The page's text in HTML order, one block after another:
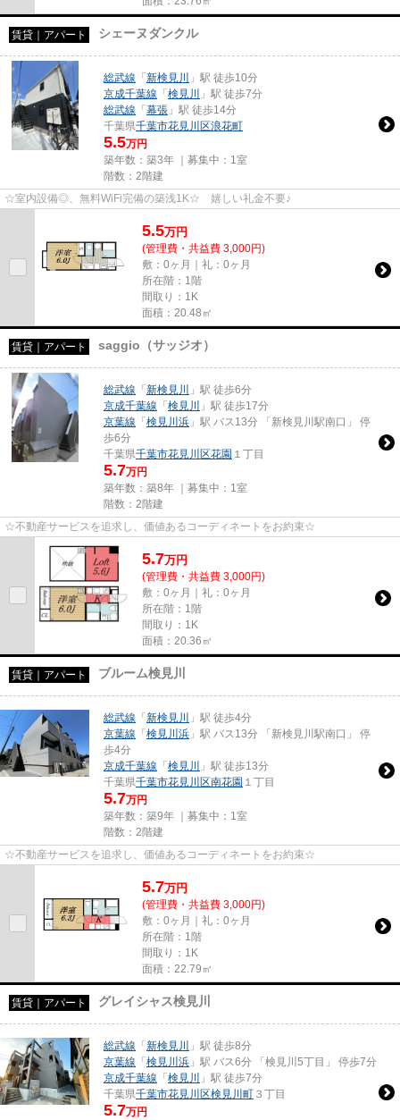
賃貸｜アパート シェーヌダンクル
総武線 「新検見川
」駅 徒歩10分
京成千葉線 「検見川
」駅 徒歩7分
総武線 「幕張 」駅 徒歩14分
千葉県千葉市花見川区浪花町
5.5万円
築年数：築3年 ｜募集中： 1室
階数：2階建
☆室内設備◎、無料WiFi完備の築浅1K☆ 嬉しい礼金不要♪
5.5万円
(管理費・共益費 3,000円)
敷：0ヶ月｜礼：0ヶ月
所在階：1階
間取り：1K
面積：20.48㎡
賃貸｜アパート saggio（サッジオ）
総武線 「新検見川
」駅 徒歩6分
京成千葉線 「検見川
」駅 徒歩17分
京葉線 「検見川浜 」駅 バス13分 「新検見川駅南口」 停
歩6分
千葉県千葉市花見川区花園 １丁目
5.7万円
築年数：築8年 ｜募集中： 1室
階数：2階建
☆不動産サービスを追求し、価値あるコーディネートをお約束☆
5.7万円
(管理費・共益費 3,000円)
敷：0ヶ月｜礼：0ヶ月
所在階：1階
間取り：1K
面積：20.36㎡
賃貸｜アパート ブルーム検見川
総武線 「新検見川
」駅 徒歩4分
京葉線 「検見川浜 」駅 バス13分 「新検見川駅南口」 停
歩4分
京成千葉線 「検見川
」駅 徒歩13分
千葉県千葉市花見川区南花園 １丁目
5.7万円
築年数：築9年 ｜募集中： 1室
階数：2階建
☆不動産サービスを追求し、価値あるコーディネートをお約束☆
5.7万円
(管理費・共益費 3,000円)
敷：0ヶ月｜礼：0ヶ月
所在階：1階
間取り：1K
面積：22.79㎡
賃貸｜アパート グレイシャス検見川
総武線 「新検見川
」駅 徒歩8分
京葉線 「検見川浜 」駅 バス6分 「検見川5丁目」 停歩7分
京成千葉線 「検見川
」駅 徒歩7分
千葉県千葉市花見川区検見川町 ３丁目
5.7万円